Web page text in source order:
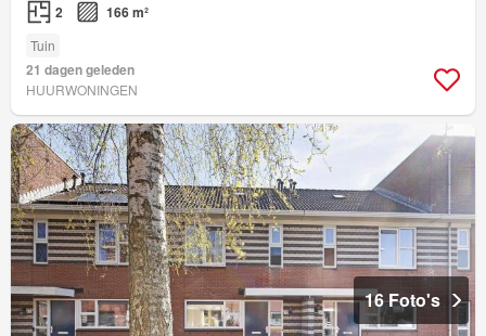
2 166 m²
Tuin
21 dagen geleden
HUURWONINGEN
16 Foto's